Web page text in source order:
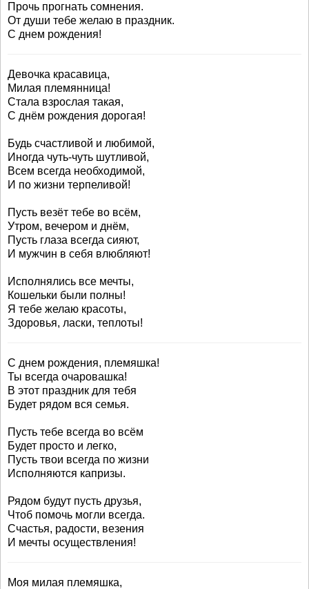
Прочь прогнать сомнения.
От души тебе желаю в праздник.
С днем рождения!
Девочка красавица,
Милая племянница!
Стала взрослая такая,
С днём рождения дорогая!
Будь счастливой и любимой,
Иногда чуть-чуть шутливой,
Всем всегда необходимой,
И по жизни терпеливой!
Пусть везёт тебе во всём,
Утром, вечером и днём,
Пусть глаза всегда сияют,
И мужчин в себя влюбляют!
Исполнялись все мечты,
Кошельки были полны!
Я тебе желаю красоты,
Здоровья, ласки, теплоты!
С днем рождения, племяшка!
Ты всегда очаровашка!
В этот праздник для тебя
Будет рядом вся семья.
Пусть тебе всегда во всём
Будет просто и легко,
Пусть твои всегда по жизни
Исполняются капризы.
Рядом будут пусть друзья,
Чтоб помочь могли всегда.
Счастья, радости, везения
И мечты осуществления!
Моя милая племяшка,